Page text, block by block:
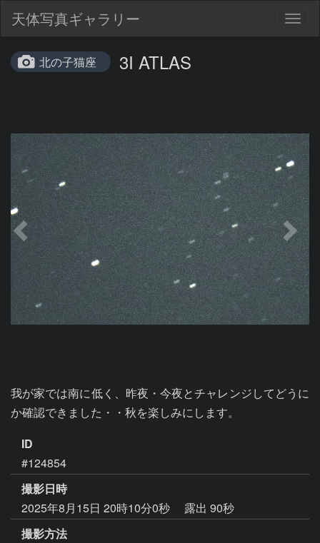
天体写真ギャラリー
北の子猫座 3I ATLAS
我が家では南に低く、昨夜・今夜とチャレンジしてどうに
か確認できました・・秋を楽しみにします。
ID
#124854
撮影日時
2025年8月15日 20時10分0秒
露出 90秒
撮影方法